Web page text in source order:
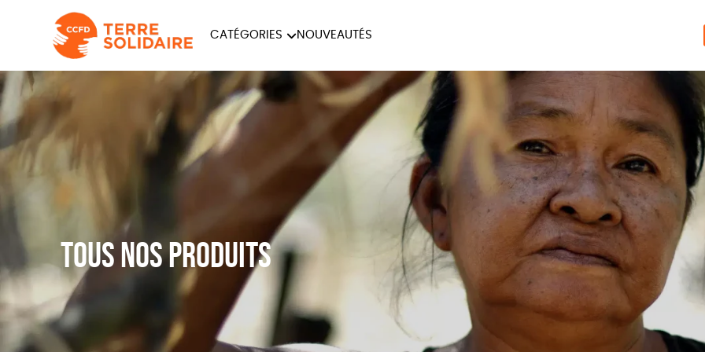
CATÉGORIES
ÉQUITABLE ÉPICERIE MAISON
PAPETERIE LIVRES JEUX
NOUVEAUTÉS
Tous nos produits